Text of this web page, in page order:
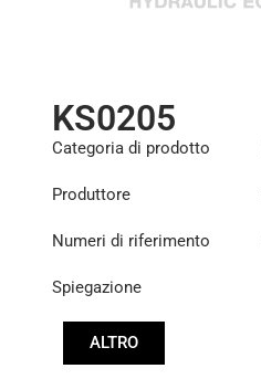
KS0205
Categoria di prodotto
Produttore
Numeri di riferimento
Spiegazione
ALTRO